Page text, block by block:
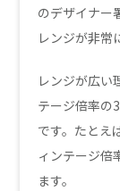
のデザイナー
レンジが非常
レンジが広い
テージ倍率の
です。たとえ
ィンテージ倍
ます。